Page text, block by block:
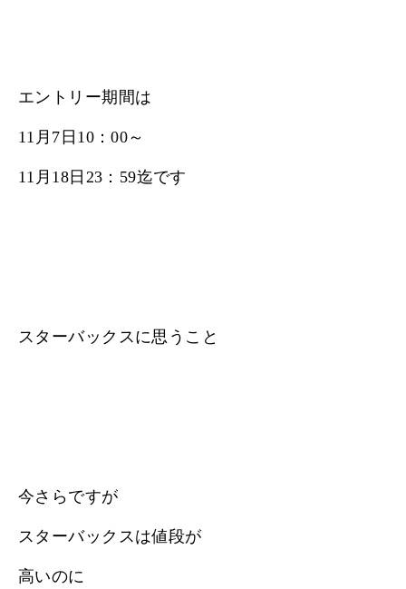
エントリー期間は
11月7日10：00～
11月18日23：59迄です
スターバックスに思うこと
今さらですが
スターバックスは値段が
高いのに